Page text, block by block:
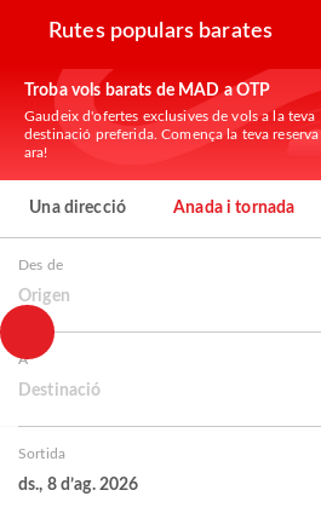
Rutes populars barates
Troba vols barats de MAD a OTP
Gaudeix d'ofertes exclusives de vols a la teva
destinació preferida. Comença la teva reserva
ara!
Una direcció Anada i tornada
Des de
Origen
A
Destinació
Sortida
ds., 8 d’ag. 2026